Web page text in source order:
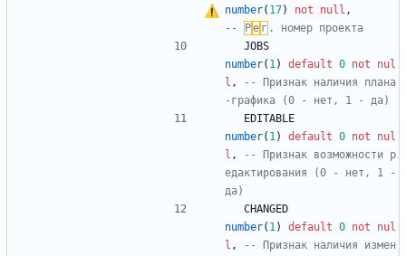
number( 17) not null ,
--
Ре г
JOBS
number( 1) default 0 not
nul
l ,
-- Признак наличия плана
EDITABLE
number( 1) default 0 not
nul
l ,
-- Признак возможности р
едактирования (0 - нет, 1 -
CHANGED
number( 1) default 0 not
nul
l ,
-- Признак наличия измен